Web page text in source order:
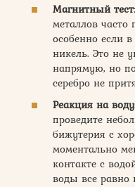
Магнитный тест
металлов часто
особенно если
никель. Это не
напрямую, но
серебро не
Реакция на воду
проведите
бижутерия с
моментально
контакте с
воды все равно